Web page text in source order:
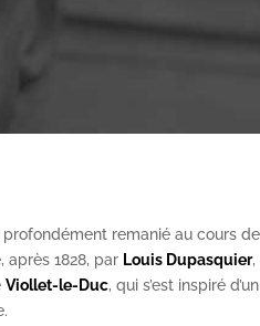
profondément remanié au cours
après 1828, par Louis Dupasquier,
Viollet-le-Duc, qui s’est inspiré